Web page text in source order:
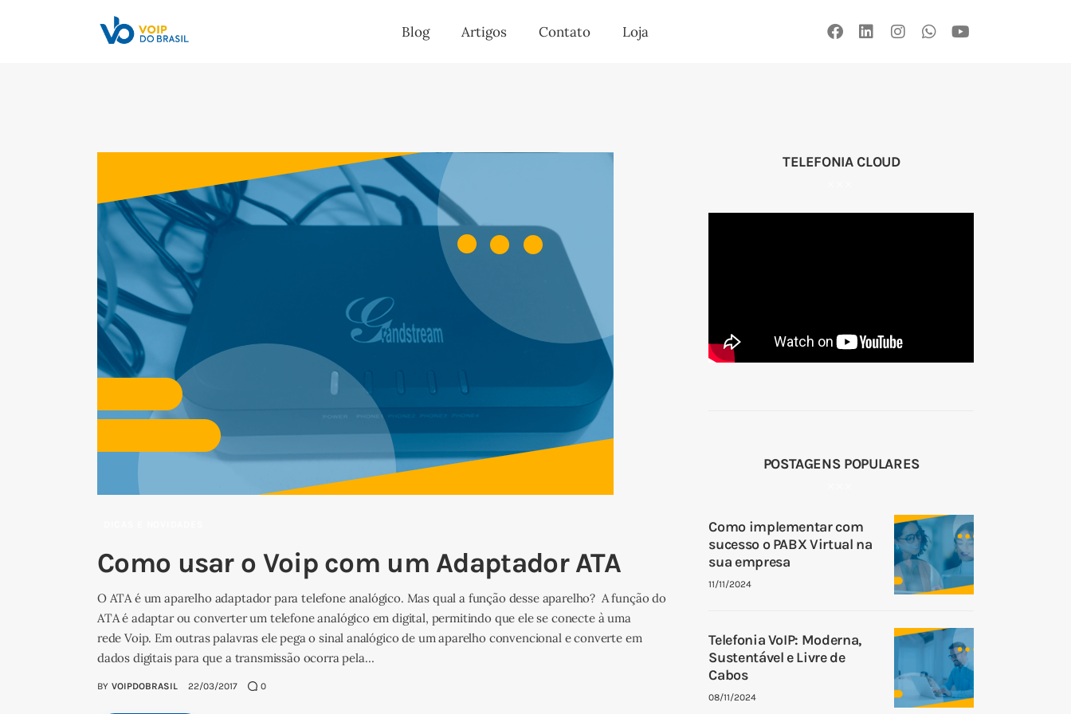
Blog Artigos Contato Loja
Como usar o Voip com um Adaptador ATA
O ATA é um aparelho adaptador para telefone analógico. Mas qual a função desse aparelho? A função do
ATA é adaptar ou converter um telefone analógico em digital, permitindo que ele se conecte à uma
rede Voip. Em outras palavras ele pega o sinal analógico de um aparelho convencional e converte em
dados digitais para que a transmissão ocorra pela…
BY VOIPDOBRASIL 22/03/2017 0
TELEFONIA CLOUD
POSTAGENS POPULARES
Como implementar com
sucesso o PABX Virtual na
sua empresa
11/11/2024
Telefonia VoIP: Moderna,
Sustentável e Livre de
Cabos
08/11/2024